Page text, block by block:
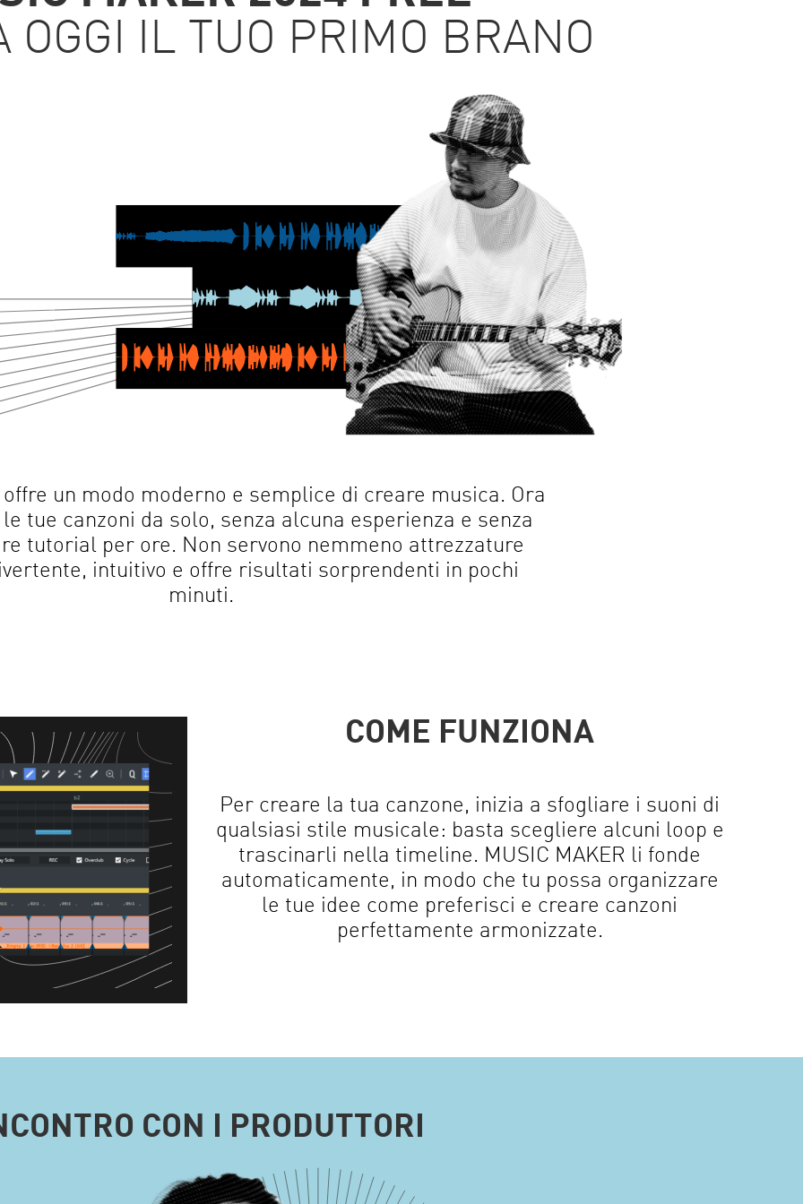
OGGI IL TUO PRIMO BRANO
offre un modo moderno e semplice di creare musica. Ora
tue canzoni da solo, senza alcuna esperienza e senza
tutorial per ore. Non servono nemmeno attrezzature
intuitivo e offre risultati sorprendenti in pochi
minuti.
COME FUNZIONA
Per creare la tua canzone, inizia a sfogliare i suoni di
qualsiasi stile musicale: basta scegliere alcuni loop e
trascinarli nella timeline. MUSIC MAKER li fonde
automaticamente, in modo che tu possa organizzare
le tue idee come preferisci e creare canzoni
perfettamente armonizzate.
CON I PRODUTTORI